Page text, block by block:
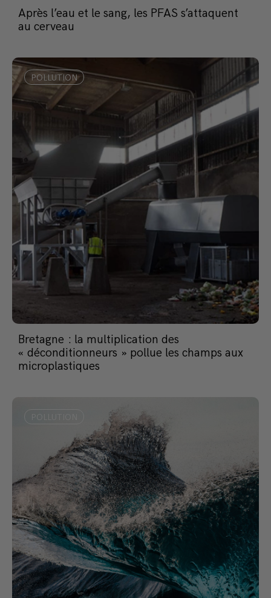
Après l’eau et le sang, les PFAS s’attaquent
au cerveau
POLLUTION
Bretagne : la multiplication des
« déconditionneurs » pollue les champs aux
microplastiques
POLLUTION